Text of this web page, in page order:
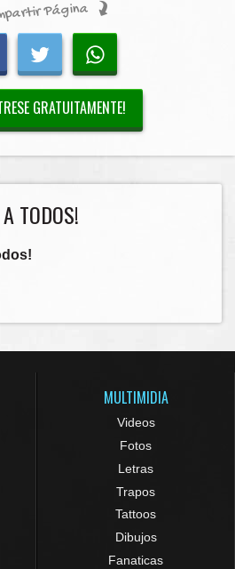
Página
GRATUITAMENTE!
TODOS!
MULTIMIDIA
Videos
Fotos
Letras
Trapos
Tattoos
Dibujos
Fanaticas